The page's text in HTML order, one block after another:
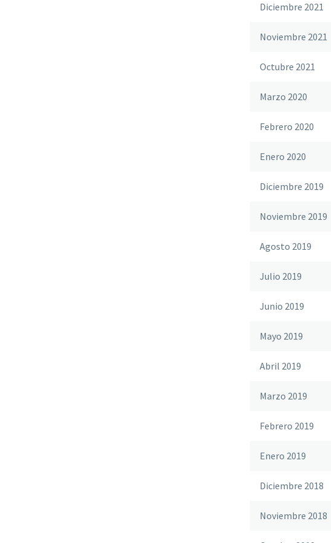
Diciembre 2021
Noviembre 2021
Octubre 2021
Marzo 2020
Febrero 2020
Enero 2020
Diciembre 2019
Noviembre 2019
Agosto 2019
Julio 2019
Junio 2019
Mayo 2019
Abril 2019
Marzo 2019
Febrero 2019
Enero 2019
Diciembre 2018
Noviembre 2018